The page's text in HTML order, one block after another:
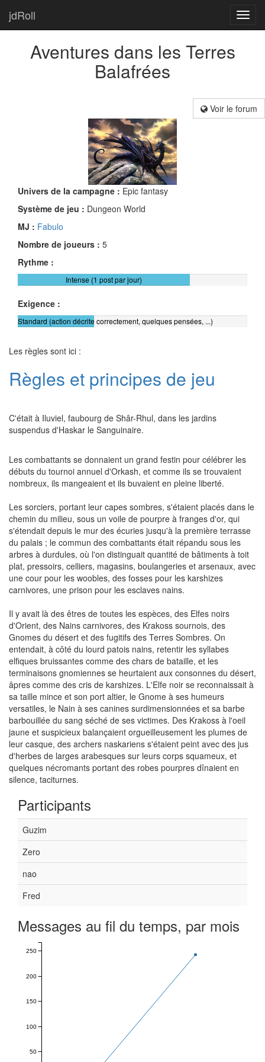
jdRoll
Aventures dans les Terres
Balafrées
Voir le forum
Univers de la campagne : Epic fantasy
Système de jeu : Dungeon World
MJ : Fabulo
Nombre de joueurs : 5
Rythme :
Intense (1 post par jour)
Exigence :
Standard (action décrite correctement, quelques pensées, ...)
Les règles sont ici :
Règles et principes de jeu
C'était à Iluviel, faubourg de Shâr-Rhul, dans les jardins
suspendus d'Haskar le Sanguinaire.
Les combattants se donnaient un grand festin pour célébrer les
débuts du tournoi annuel d'Orkash, et comme ils se trouvaient
nombreux, ils mangeaient et ils buvaient en pleine liberté.
Les sorciers, portant leur capes sombres, s'étaient placés dans le
chemin du milieu, sous un voile de pourpre à franges d'or, qui
s'étendait depuis le mur des écuries jusqu'à la première terrasse
du palais ; le commun des combattants était répandu sous les
arbres à durdules, où l'on distinguait quantité de bâtiments à toit
plat, pressoirs, celliers, magasins, boulangeries et arsenaux, avec
une cour pour les woobles, des fosses pour les karshizes
carnivores, une prison pour les esclaves nains.
Il y avait là des êtres de toutes les espèces, des Elfes noirs
d'Orient, des Nains carnivores, des Krakoss sournois, des
Gnomes du désert et des fugitifs des Terres Sombres. On
entendait, à côté du lourd patois nains, retentir les syllabes
elfiques bruissantes comme des chars de bataille, et les
terminaisons gnomiennes se heurtaient aux consonnes du désert,
âpres comme des cris de karshizes. L'Elfe noir se reconnaissait à
sa taille mince et son port altier, le Gnome à ses humeurs
versatiles, le Nain à ses canines surdimensionnées et sa barbe
barbouillée du sang séché de ses victimes. Des Krakoss à l'oeil
jaune et suspicieux balançaient orgueilleusement les plumes de
leur casque, des archers naskariens s'étaient peint avec des jus
d'herbes de larges arabesques sur leurs corps squameux, et
quelques nécromants portant des robes pourpres dînaient en
silence, taciturnes.
Participants
Guzim
Zero
nao
Fred
Messages au fil du temps, par mois
50
100
150
200
250